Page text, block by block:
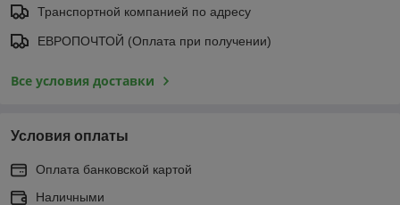
Транспортной компанией по адресу
ЕВРОПОЧТОЙ (Оплата при получении)
Все условия доставки
Условия оплаты
Оплата банковской картой
Наличными